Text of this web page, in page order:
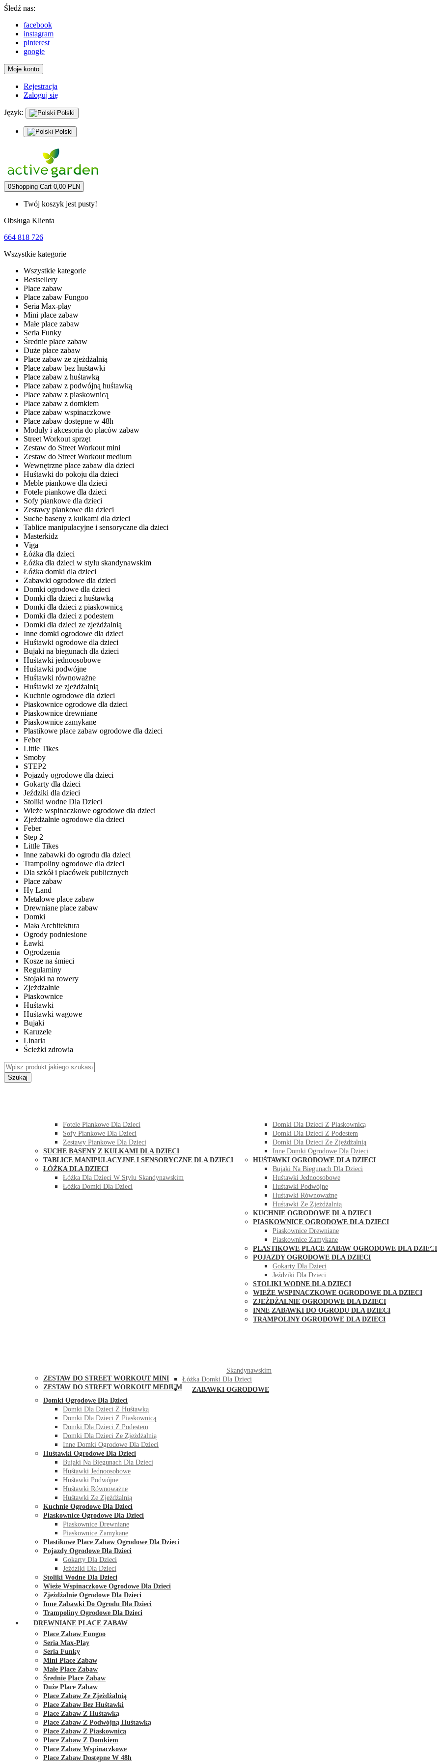
Śledź nas:
facebook
instagram
pinterest
google
Moje konto
Rejestracja
Zaloguj się
Język: Polski
Polski
0Shopping Cart 0,00 PLN
Twój koszyk jest pusty!
Obsługa Klienta
664 818 726
Wszystkie kategorie
Wszystkie kategorie
Bestsellery
Place zabaw
Place zabaw Fungoo
Seria Max-play
Mini place zabaw
Małe place zabaw
Seria Funky
Średnie place zabaw
Duże place zabaw
Place zabaw ze zjeżdżalnią
Place zabaw bez huśtawki
Place zabaw z huśtawką
Place zabaw z podwójną huśtawką
Place zabaw z piaskownicą
Place zabaw z domkiem
Place zabaw wspinaczkowe
Place zabaw dostępne w 48h
Moduły i akcesoria do placów zabaw
Street Workout sprzęt
Zestaw do Street Workout mini
Zestaw do Street Workout medium
Wewnętrzne place zabaw dla dzieci
Huśtawki do pokoju dla dzieci
Meble piankowe dla dzieci
Fotele piankowe dla dzieci
Sofy piankowe dla dzieci
Zestawy piankowe dla dzieci
Suche baseny z kulkami dla dzieci
Tablice manipulacyjne i sensoryczne dla dzieci
Masterkidz
Viga
Łóżka dla dzieci
Łóżka dla dzieci w stylu skandynawskim
Łóżka domki dla dzieci
Zabawki ogrodowe dla dzieci
Domki ogrodowe dla dzieci
Domki dla dzieci z huśtawką
Domki dla dzieci z piaskownicą
Domki dla dzieci z podestem
Domki dla dzieci ze zjeżdżalnią
Inne domki ogrodowe dla dzieci
Huśtawki ogrodowe dla dzieci
Bujaki na biegunach dla dzieci
Huśtawki jednoosobowe
Huśtawki podwójne
Huśtawki równoważne
Huśtawki ze zjeżdżalnią
Kuchnie ogrodowe dla dzieci
Piaskownice ogrodowe dla dzieci
Piaskownice drewniane
Piaskownice zamykane
Plastikowe place zabaw ogrodowe dla dzieci
Feber
Little Tikes
Smoby
STEP2
Pojazdy ogrodowe dla dzieci
Gokarty dla dzieci
Jeździki dla dzieci
Stoliki wodne Dla Dzieci
Wieże wspinaczkowe ogrodowe dla dzieci
Zjeżdżalnie ogrodowe dla dzieci
Feber
Step 2
Little Tikes
Inne zabawki do ogrodu dla dzieci
Trampoliny ogrodowe dla dzieci
Dla szkół i placówek publicznych
Place zabaw
Hy Land
Metalowe place zabaw
Drewniane place zabaw
Domki
Mała Architektura
Ogrody podniesione
Ławki
Ogrodzenia
Kosze na śmieci
Regulaminy
Stojaki na rowery
Zjeżdżalnie
Piaskownice
Huśtawki
Huśtawki wagowe
Bujaki
Karuzele
Linaria
Ścieżki zdrowia
Szukaj
Fotele Piankowe Dla Dzieci
Sofy Piankowe Dla Dzieci
Zestawy Piankowe Dla Dzieci
SUCHE BASENY Z KULKAMI DLA DZIECI
TABLICE MANIPULACYJNE I SENSORYCZNE DLA DZIECI
ŁÓŻKA DLA DZIECI
Łóżka Dla Dzieci W Stylu Skandynawskim
Łóżka Domki Dla Dzieci
Domki Dla Dzieci Z Piaskownicą
Domki Dla Dzieci Z Podestem
Domki Dla Dzieci Ze Zjeżdżalnią
Inne Domki Ogrodowe Dla Dzieci
HUŚTAWKI OGRODOWE DLA DZIECI
Bujaki Na Biegunach Dla Dzieci
Huśtawki Jednoosobowe
Huśtawki Podwójne
Huśtawki Równoważne
Huśtawki Ze Zjeżdżalnią
KUCHNIE OGRODOWE DLA DZIECI
PIASKOWNICE OGRODOWE DLA DZIECI
Piaskownice Drewniane
Piaskownice Zamykane
PLASTIKOWE PLACE ZABAW OGRODOWE DLA DZIECI
POJAZDY OGRODOWE DLA DZIECI
Gokarty Dla Dzieci
Jeździki Dla Dzieci
STOLIKI WODNE DLA DZIECI
WIEŻE WSPINACZKOWE OGRODOWE DLA DZIECI
ZJEŻDŻALNIE OGRODOWE DLA DZIECI
INNE ZABAWKI DO OGRODU DLA DZIECI
TRAMPOLINY OGRODOWE DLA DZIECI
ZESTAW DO STREET WORKOUT MINI
ZESTAW DO STREET WORKOUT MEDIUM
Skandynawskim
Łóżka Domki Dla Dzieci
ZABAWKI OGRODOWE
Domki Ogrodowe Dla Dzieci
Domki Dla Dzieci Z Huśtawką
Domki Dla Dzieci Z Piaskownicą
Domki Dla Dzieci Z Podestem
Domki Dla Dzieci Ze Zjeżdżalnią
Inne Domki Ogrodowe Dla Dzieci
Huśtawki Ogrodowe Dla Dzieci
Bujaki Na Biegunach Dla Dzieci
Huśtawki Jednoosobowe
Huśtawki Podwójne
Huśtawki Równoważne
Huśtawki Ze Zjeżdżalnią
Kuchnie Ogrodowe Dla Dzieci
Piaskownice Ogrodowe Dla Dzieci
Piaskownice Drewniane
Piaskownice Zamykane
Plastikowe Place Zabaw Ogrodowe Dla Dzieci
Pojazdy Ogrodowe Dla Dzieci
Gokarty Dla Dzieci
Jeździki Dla Dzieci
Stoliki Wodne Dla Dzieci
Wieże Wspinaczkowe Ogrodowe Dla Dzieci
Zjeżdżalnie Ogrodowe Dla Dzieci
Inne Zabawki Do Ogrodu Dla Dzieci
Trampoliny Ogrodowe Dla Dzieci
DREWNIANE PLACE ZABAW
Place Zabaw Fungoo
Seria Max-Play
Seria Funky
Mini Place Zabaw
Małe Place Zabaw
Średnie Place Zabaw
Duże Place Zabaw
Place Zabaw Ze Zjeżdżalnią
Place Zabaw Bez Huśtawki
Place Zabaw Z Huśtawką
Place Zabaw Z Podwójną Huśtawką
Place Zabaw Z Piaskownicą
Place Zabaw Z Domkiem
Place Zabaw Wspinaczkowe
Place Zabaw Dostępne W 48h